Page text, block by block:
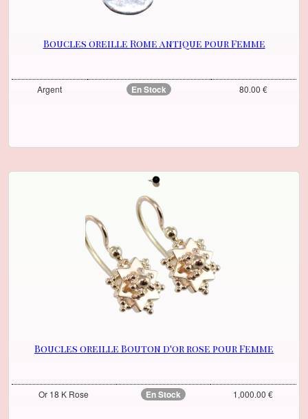
Boucles oreille Rome antique pour Femme
Argent En Stock 80.00 €
Boucles oreille Bouton d'or rose pour Femme
Or 18 K Rose En Stock 1,000.00 €